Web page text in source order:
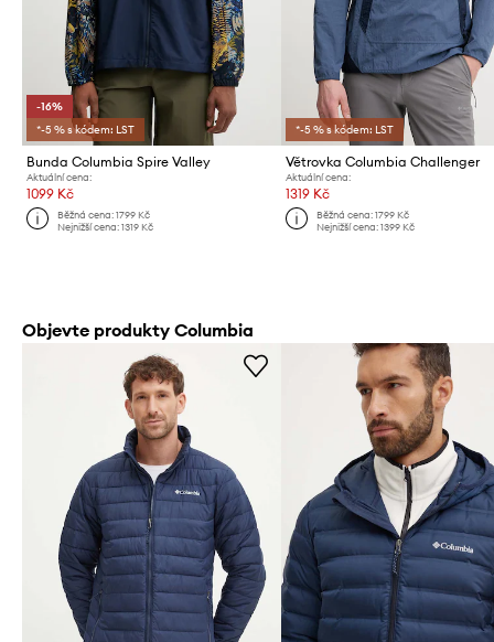
-16%
*-5 % s kódem: LST
Bunda Columbia Spire Valley
Aktuální cena:
1099 Kč
Běžná cena:1799 Kč
Nejnižší cena:1319 Kč
*-5 % s kódem: LST
Větrovka Columbia Challenger
Aktuální cena:
1319 Kč
Běžná cena: 1799 Kč
Nejnižší cena: 1399 Kč
Objevte produkty Columbia